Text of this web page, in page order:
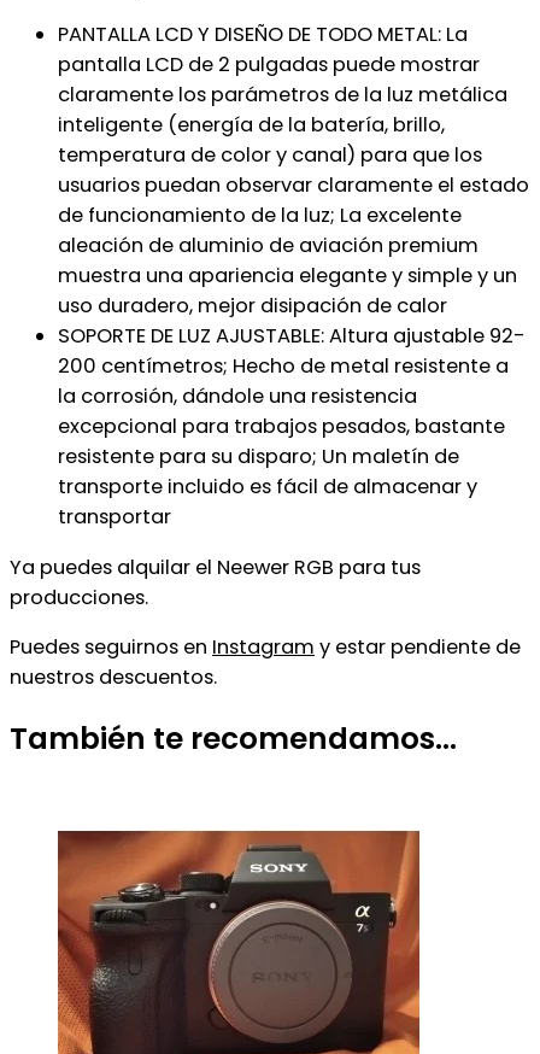
PANTALLA LCD Y DISEÑO DE TODO METAL: La
pantalla LCD de 2 pulgadas puede mostrar
claramente los parámetros de la luz metálica
inteligente (energía de la batería, brillo,
temperatura de color y canal) para que los
usuarios puedan observar claramente el estado
de funcionamiento de la luz; La excelente
aleación de aluminio de aviación premium
muestra una apariencia elegante y simple y un
uso duradero, mejor disipación de calor
SOPORTE DE LUZ AJUSTABLE: Altura ajustable 92-
200 centímetros; Hecho de metal resistente a
la corrosión, dándole una resistencia
excepcional para trabajos pesados, bastante
resistente para su disparo; Un maletín de
transporte incluido es fácil de almacenar y
transportar
Ya puedes alquilar el Neewer RGB para tus
producciones.
Puedes seguirnos en Instagram y estar pendiente de
nuestros descuentos.
También te recomendamos…